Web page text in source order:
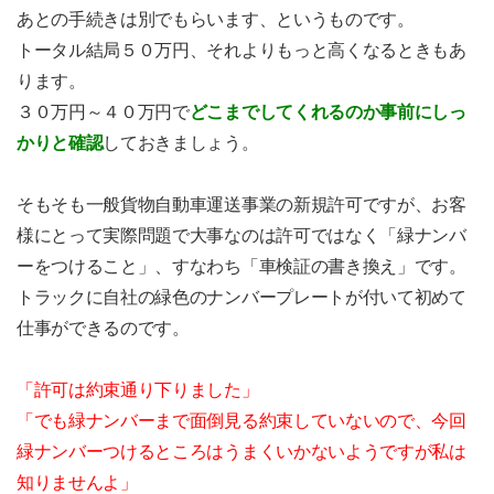
あとの手続きは別でもらいます、というものです。
トータル結局５０万円、それよりもっと高くなるときもあ
ります。
３０万円～４０万円でどこまでしてくれるのか事前にしっ
かりと確認しておきましょう。
そもそも一般貨物自動車運送事業の新規許可ですが、お客
様にとって実際問題で大事なのは許可ではなく「緑ナンバ
ーをつけること」、すなわち「車検証の書き換え」です。
トラックに自社の緑色のナンバープレートが付いて初めて
仕事ができるのです。
「許可は約束通り下りました」
「でも緑ナンバーまで面倒見る約束していないので、今回
緑ナンバーつけるところはうまくいかないようですが私は
知りませんよ」